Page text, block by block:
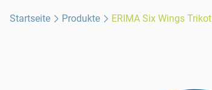
Startseite Produkte ERIMA Six Wings Trikot